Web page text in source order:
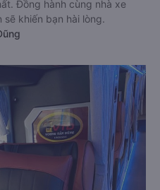
Đồng hành cùng nhà xe
khiến bạn hài lòng.